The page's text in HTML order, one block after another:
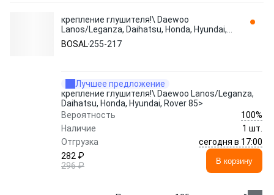
крепление глушителя!\ Daewoo
Lanos/Leganza, Daihatsu, Honda, Hyundai,
Rover 85> 255-217 BOSAL
BOSAL255-217
Лучшее предложение
крепление глушителя!\ Daewoo Lanos/Leganza,
Daihatsu, Honda, Hyundai, Rover 85>
Вероятность
100%
Наличие
1 шт.
Отгрузка
сегодня в 17:00
282 ₽
296 ₽
В корзину